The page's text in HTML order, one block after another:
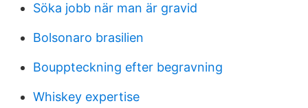
Söka jobb när man är gravid
Bolsonaro brasilien
Bouppteckning efter begravning
Whiskey expertise